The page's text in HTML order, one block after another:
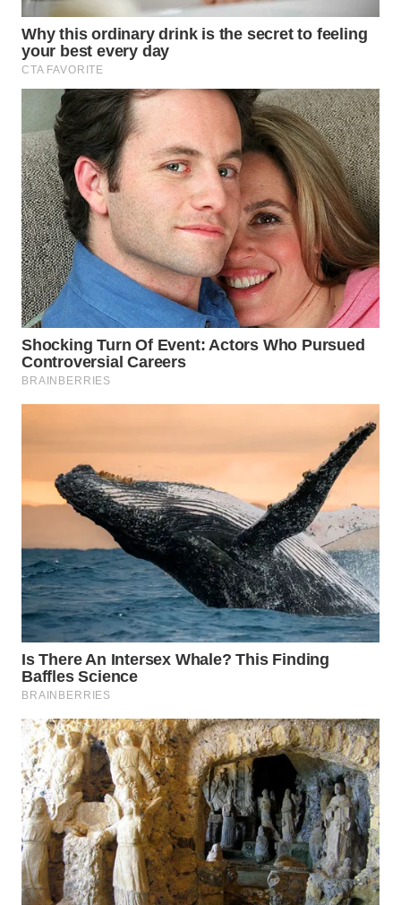
WN
BEKASI
WN
BOGOR
WN
DEPOK
WN
TAPANULI
UTARA
WN
SAMOSIR
WN
SUMEDANG
WN
CIANJUR
WN
KEPULAUAN
SERIBU
WN
TANGERANG
WN
BINJAI
WN
CIREBON
WN